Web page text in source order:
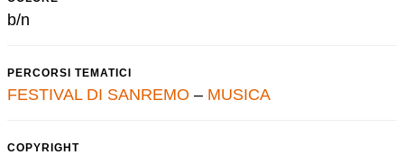
b/n
PERCORSI TEMATICI
FESTIVAL DI SANREMO – MUSICA
COPYRIGHT